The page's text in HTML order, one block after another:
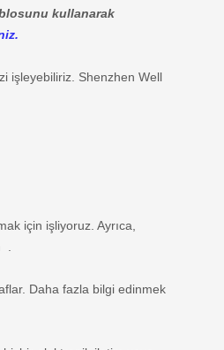
kullanarak
işleyebiliriz. Shenzhen Well
için işliyoruz. Ayrıca,
Daha fazla bilgi edinmek